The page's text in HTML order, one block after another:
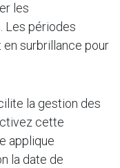
les
Les périodes
surbrillance pour
la gestion des
cette
applique
la date de